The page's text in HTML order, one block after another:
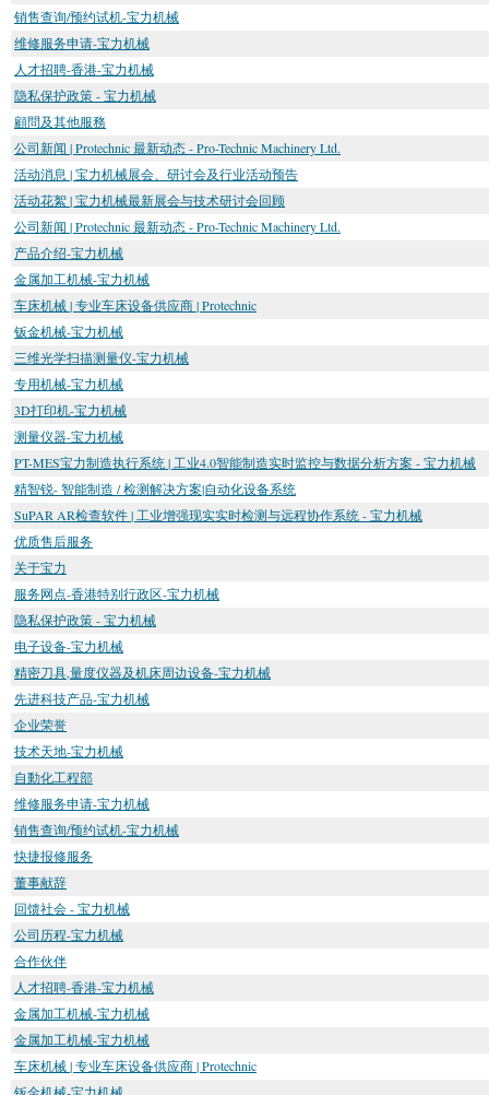
销售查询/预约试机-宝力机械
维修服务申请-宝力机械
人才招聘-香港-宝力机械
隐私保护政策 - 宝力机械
顧問及其他服務
公司新闻 | Protechnic 最新动态 - Pro-Technic Machinery Ltd.
活动消息 | 宝力机械展会、研讨会及行业活动预告
活动花絮 | 宝力机械最新展会与技术研讨会回顾
公司新闻 | Protechnic 最新动态 - Pro-Technic Machinery Ltd.
产品介绍-宝力机械
金属加工机械-宝力机械
车床机械 | 专业车床设备供应商 | Protechnic
钣金机械-宝力机械
三维光学扫描测量仪-宝力机械
专用机械-宝力机械
3D打印机-宝力机械
测量仪器-宝力机械
PT-MES宝力制造执行系统 | 工业4.0智能制造实时监控与数据分析方案 - 宝力机械
精智锐- 智能制造 / 检测解决方案|自动化设备系统
SuPAR AR检查软件 | 工业增强现实实时检测与远程协作系统 - 宝力机械
优质售后服务
关于宝力
服务网点-香港特别行政区-宝力机械
隐私保护政策 - 宝力机械
电子设备-宝力机械
精密刀具,量度仪器及机床周边设备-宝力机械
先进科技产品-宝力机械
企业荣誉
技术天地-宝力机械
自動化工程部
维修服务申请-宝力机械
销售查询/预约试机-宝力机械
快捷报修服务
董事献辞
回馈社会 - 宝力机械
公司历程-宝力机械
合作伙伴
人才招聘-香港-宝力机械
金属加工机械-宝力机械
金属加工机械-宝力机械
车床机械 | 专业车床设备供应商 | Protechnic